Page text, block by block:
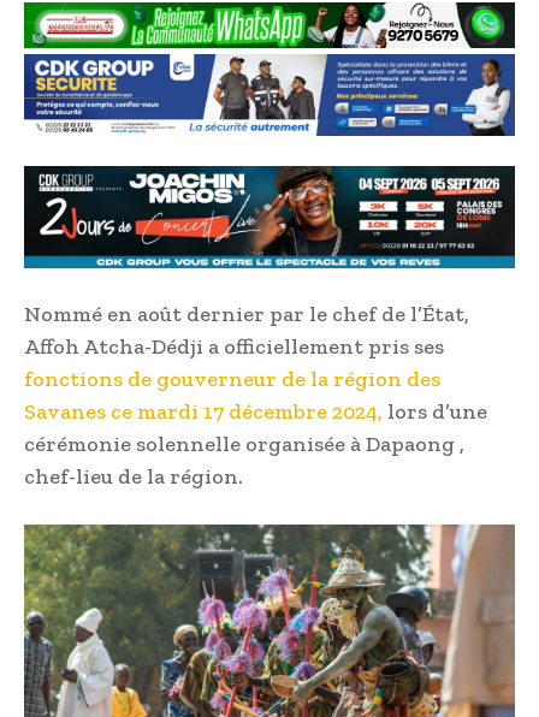
Nommé en août dernier par le chef de l’État,
Affoh Atcha-Dédji a officiellement pris ses
fonctions de gouverneur de la région des
Savanes ce mardi 17 décembre 2024, lors d’une
cérémonie solennelle organisée à Dapaong ,
chef-lieu de la région.